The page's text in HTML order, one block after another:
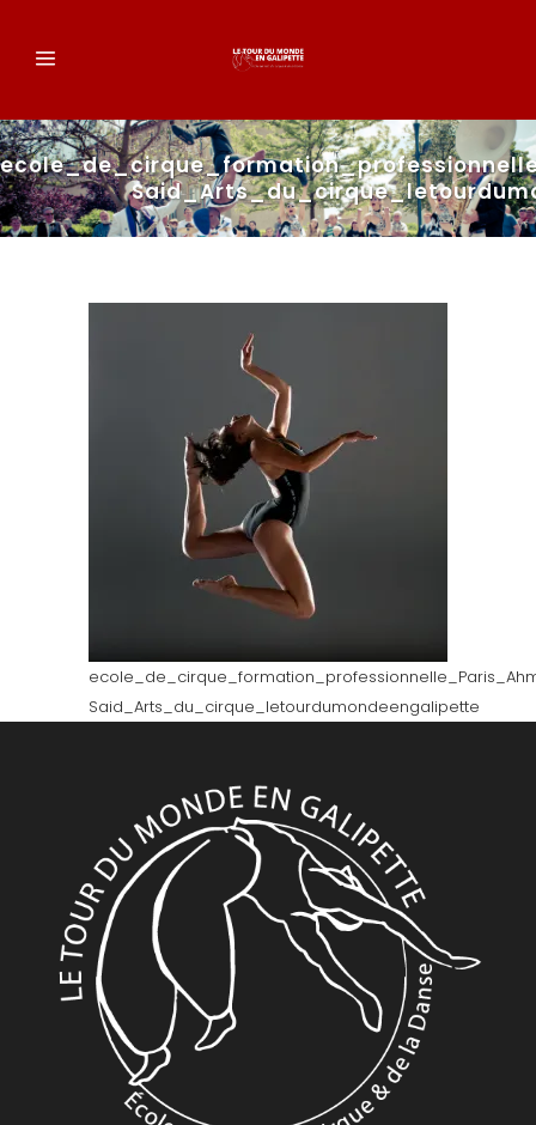
Said_Arts_du_cirque_letourdumondeengalipette